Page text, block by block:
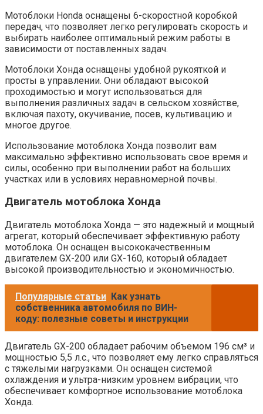
Мотоблоки Honda оснащены 6-скоростной коробкой
передач, что позволяет легко регулировать скорость и
выбирать наиболее оптимальный режим работы в
зависимости от поставленных задач.
Мотоблоки Хонда оснащены удобной рукояткой и
просты в управлении. Они обладают высокой
проходимостью и могут использоваться для
выполнения различных задач в сельском хозяйстве,
включая пахоту, окучивание, посев, культивацию и
многое другое.
Использование мотоблока Хонда позволит вам
максимально эффективно использовать свое время и
силы, особенно при выполнении работ на больших
участках или в условиях неравномерной почвы.
Двигатель мотоблока Хонда
Двигатель мотоблока Хонда — это надежный и мощный
агрегат, который обеспечивает эффективную работу
мотоблока. Он оснащен высококачественным
двигателем GX-200 или GX-160, который обладает
высокой производительностью и экономичностью.
Популярные статьи Как узнать
собственника автомобиля по ВИН-
коду: полезные советы и инструкции
Двигатель GX-200 обладает рабочим объемом 196 см³ и
мощностью 5,5 л.с., что позволяет ему легко справляться
с тяжелыми нагрузками. Он оснащен системой
охлаждения и ультра-низким уровнем вибрации, что
обеспечивает комфортное использование мотоблока
Хонда.